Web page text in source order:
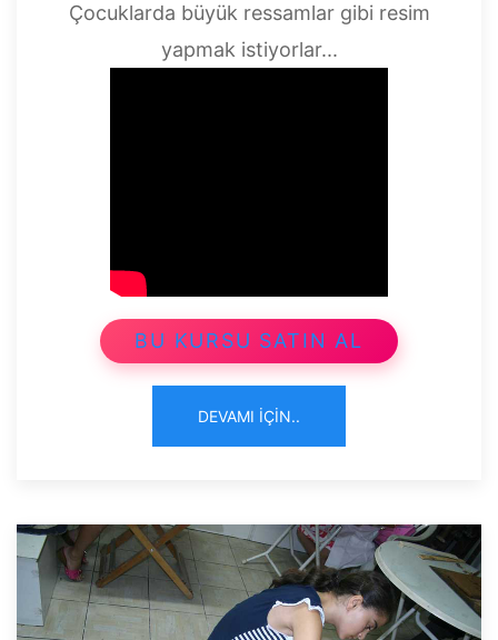
Çocuklarda büyük ressamlar gibi resim
yapmak istiyorlar...
BU KURSU SATIN AL
DEVAMI İÇIN..